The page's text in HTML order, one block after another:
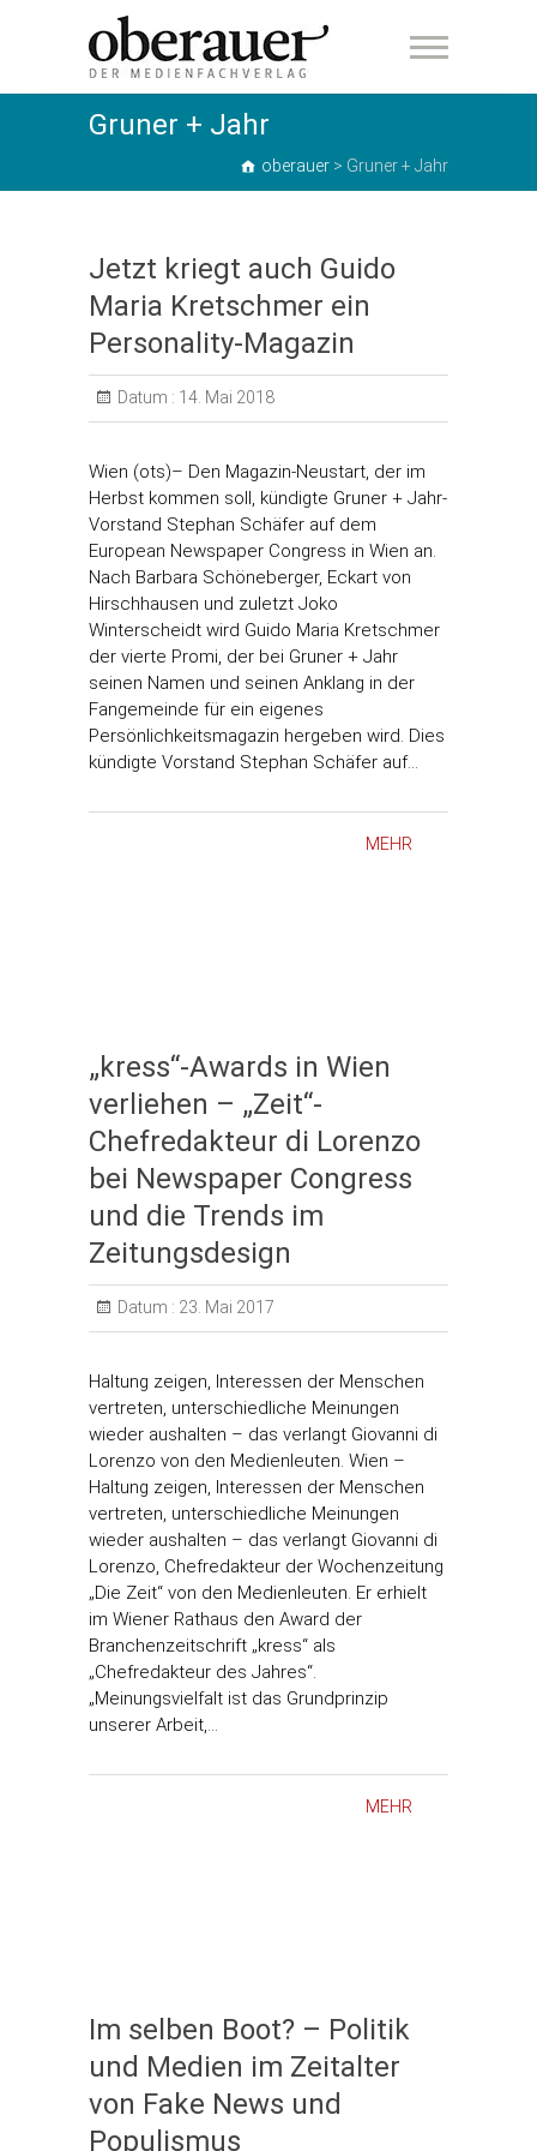
oberauer
Gruner + Jahr
oberauer > Gruner + Jahr
Jetzt kriegt auch Guido
Maria Kretschmer ein
Personality-Magazin
Datum : 14. Mai 2018
Wien (ots)– Den Magazin-Neustart, der im
Herbst kommen soll, kündigte Gruner + Jahr-
Vorstand Stephan Schäfer auf dem
European Newspaper Congress in Wien an.
Nach Barbara Schöneberger, Eckart von
Hirschhausen und zuletzt Joko
Winterscheidt wird Guido Maria Kretschmer
der vierte Promi, der bei Gruner + Jahr
seinen Namen und seinen Anklang in der
Fangemeinde für ein eigenes
Persönlichkeitsmagazin hergeben wird. Dies
kündigte Vorstand Stephan Schäfer auf…
MEHR
„kress“-Awards in Wien
verliehen – „Zeit“-
Chefredakteur di Lorenzo
bei Newspaper Congress
und die Trends im
Zeitungsdesign
Datum : 23. Mai 2017
Haltung zeigen, Interessen der Menschen
vertreten, unterschiedliche Meinungen
wieder aushalten – das verlangt Giovanni di
Lorenzo von den Medienleuten. Wien –
Haltung zeigen, Interessen der Menschen
vertreten, unterschiedliche Meinungen
wieder aushalten – das verlangt Giovanni di
Lorenzo, Chefredakteur der Wochenzeitung
„Die Zeit“ von den Medienleuten. Er erhielt
im Wiener Rathaus den Award der
Branchenzeitschrift „kress“ als
„Chefredakteur des Jahres“.
„Meinungsvielfalt ist das Grundprinzip
unserer Arbeit,…
MEHR
Im selben Boot? – Politik
und Medien im Zeitalter
von Fake News und
Populismus